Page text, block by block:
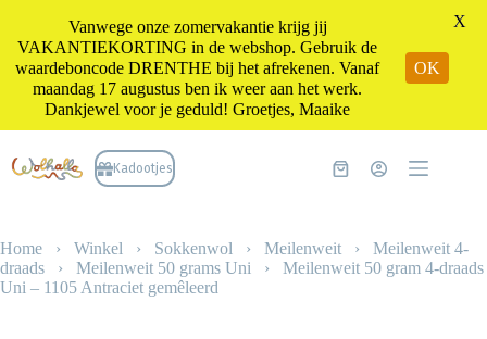
naar
de
Kadootjes Winkelwagen
Home › Winkel › Sokkenwol › Meilenweit › Meilenweit 4-
draads › Meilenweit 50 grams Uni › Meilenweit 50 gram 4-draads
Uni – 1105 Antraciet gemêleerd
Vanwege onze zomervakantie krijg jij
VAKANTIEKORTING in de webshop. Gebruik de
waardeboncode DRENTHE bij het afrekenen. Vanaf
maandag 17 augustus ben ik weer aan het werk.
Dankjewel voor je geduld! Groetjes, Maaike
OK
X